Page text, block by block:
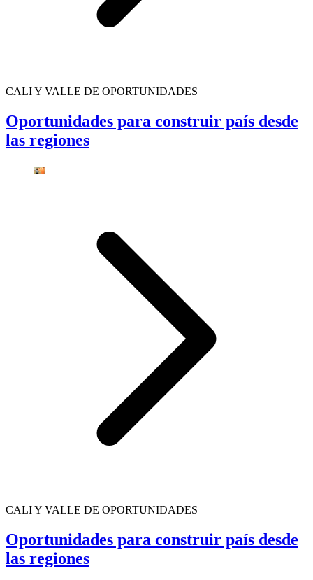
CALI Y VALLE DE OPORTUNIDADES
Oportunidades para construir país desde
las regiones
CALI Y VALLE DE OPORTUNIDADES
Oportunidades para construir país desde
las regiones